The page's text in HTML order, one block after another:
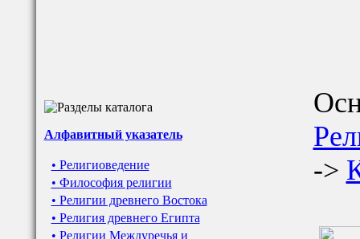
Алфавитный указатель
• Религиоведение
• Философия религии
• Религии древнего Востока
• Религия древнего Египта
• Религии Междуречья и
->